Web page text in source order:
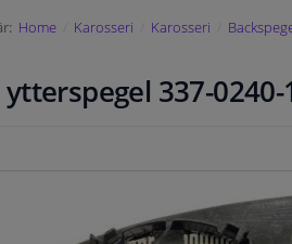
Home Karosseri Karosseri
337-0240-